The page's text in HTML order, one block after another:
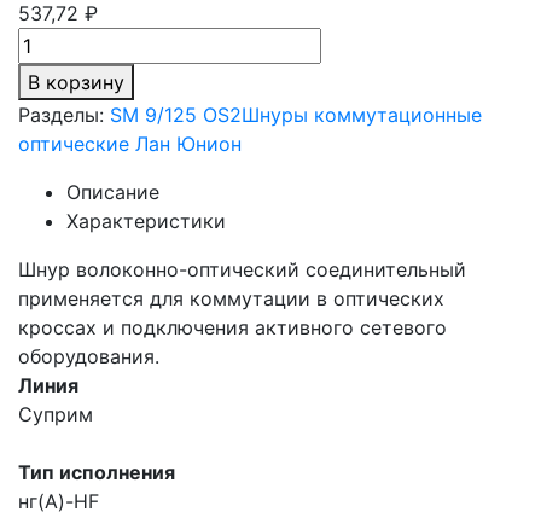
537,72 ₽
В корзину
Разделы: SM 9/125 OS2Шнуры коммутационные
оптические Лан Юнион
Описание
Характеристики
Шнур волоконно-оптический соединительный
применяется для коммутации в оптических
кроссах и подключения активного сетевого
оборудования.
Линия
Суприм
Тип исполнения
нг(A)-HF